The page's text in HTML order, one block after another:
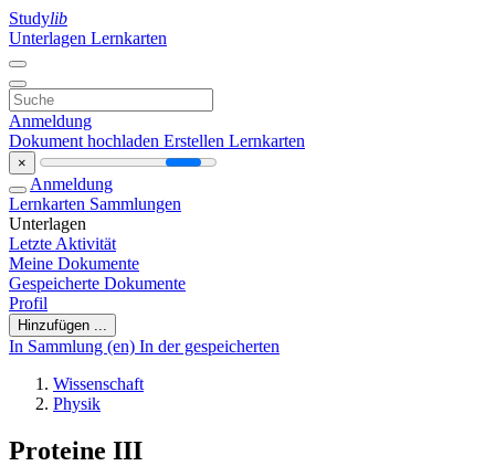
Studylib
Unterlagen Lernkarten
Anmeldung
Dokument hochladen Erstellen Lernkarten
×
Anmeldung
Lernkarten Sammlungen
Unterlagen
Letzte Aktivität
Meine Dokumente
Gespeicherte Dokumente
Profil
Hinzufügen ...
In Sammlung (en) In der gespeicherten
Wissenschaft
Physik
Proteine III